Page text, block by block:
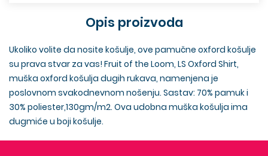
Opis proizvoda
Ukoliko volite da nosite košulje, ove pamučne oxford košulje
su prava stvar za vas! Fruit of the Loom, LS Oxford Shirt,
muška oxford košulja dugih rukava, namenjena je
poslovnom svakodnevnom nošenju. Sastav: 70% pamuk i
30% poliester,130gm/m2. Ova udobna muška košulja ima
dugmiće u boji košulje.